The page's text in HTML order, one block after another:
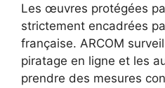
Les œuvres protégées
strictement encadrées
française. ARCOM
piratage en ligne et les
prendre des mesures